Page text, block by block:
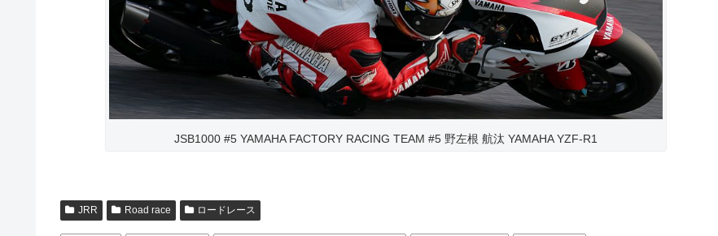
JSB1000 #5 YAMAHA FACTORY RACING TEAM #5 野左根 航汰 YAMAHA YZF-R1
JRR Road race ロードレース